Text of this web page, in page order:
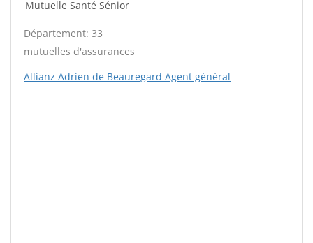
Mutuelle Santé Sénior
Département: 33
mutuelles d'assurances
Allianz Adrien de Beauregard Agent général